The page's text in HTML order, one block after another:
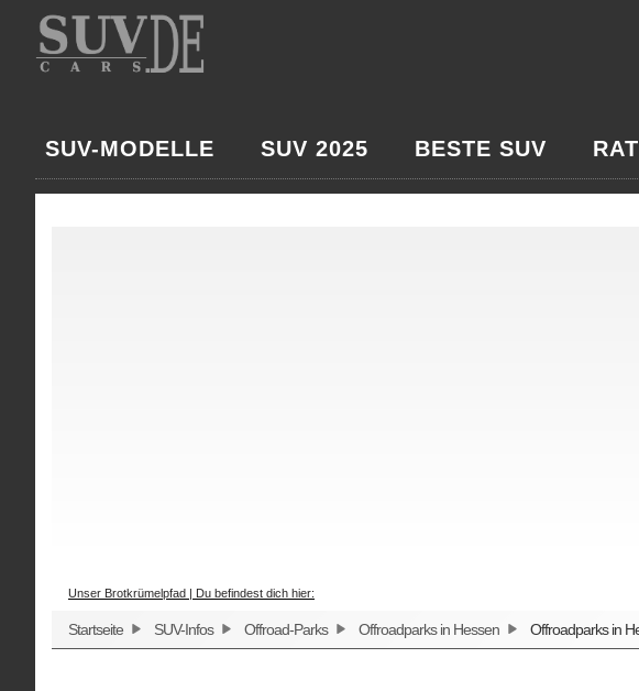
SUV-MODELLE SUV 2025 BESTE SUV
Unser Brotkrümelpfad | Du befindest dich hier:
Startseite SUV-Infos Offroad-Parks Offroadparks in Hessen Offroadparks in